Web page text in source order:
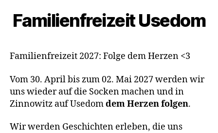
Familienfreizeit Usedom
Familienfreizeit 2027: Folge dem Herzen <3
Vom 30. April bis zum 02. Mai 2027 werden wir
uns wieder auf die Socken machen und in
Zinnowitz auf Usedomdem Herzen folgen.
Wir werden Geschichten erleben, die uns